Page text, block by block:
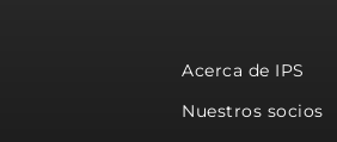
Acerca de IPS
Nuestros socios